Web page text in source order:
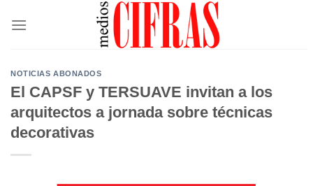
NOTICIAS ABONADOS
El CAPSF y TERSUAVE invitan a los
arquitectos a jornada sobre técnicas
decorativas